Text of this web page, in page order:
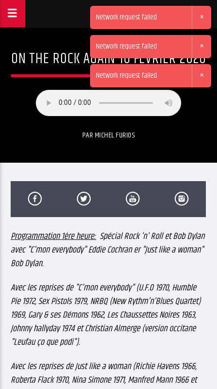
ON THE ROCK AGAIN 16 FÉVRIER 2026
PAR MICHEL FURIOS
Programmation 1ère heure:Spécial Rock 'n' Roll et Bob Dylan
avec "C'mon everybody" Eddie Cochran er "Just like a woman"
Bob Dylan.
Avec les reprises de "C'mon everybody" (U.F.O 1970, Humble
Pie 1972, Sex Pistols 1979, NRBQ (New Rythm'n'Blues Quartet)
1969, Gary & ses Démons 1962, Les Chaussettes Noires 1963,
Johnny hallyday 1974 et Christian Almerge (version occitane
"Leufau ço que podi").
Avec les reprises de Just like a woman (Richie Havens 1966,
Roberta Flack 1970, Nina Simone 1971, Manfred Mann 1966 et
Network request failed ×
Network request failed ×
Network request failed ×